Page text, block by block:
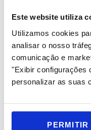
Este website utiliza
Utilizamos cookies
analisar o nosso
comunicação e
"Exibir configurações
personalizar as suas
Baterias de iões
Ao investir em
habituais
produtividade da